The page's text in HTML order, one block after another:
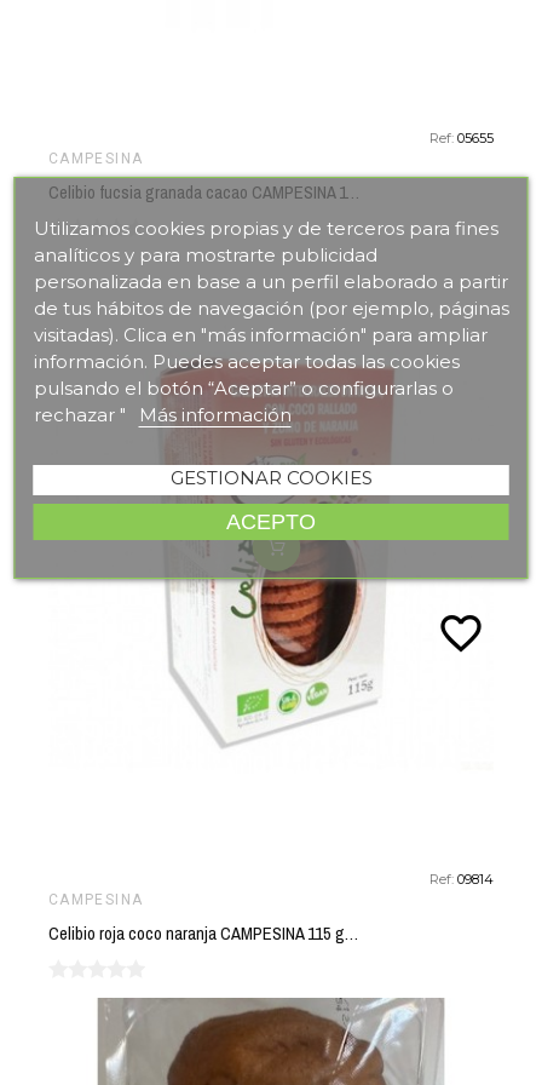
Utilizamos cookies propias y de terceros para fines
analíticos y para mostrarte publicidad
personalizada en base a un perfil elaborado a partir
de tus hábitos de navegación (por ejemplo, páginas
visitadas). Clica en "más información" para ampliar
información. Puedes aceptar todas las cookies
pulsando el botón “Aceptar” o configurarlas o
rechazar "
Más información
GESTIONAR COOKIES
ACEPTO
Ref:05655
CAMPESINA
Celibio fucsia granada cacao CAMPESINA 115 gr BIO
Ref:09814
CAMPESINA
Celibio roja coco naranja CAMPESINA 115 gr BIO
favorite_border